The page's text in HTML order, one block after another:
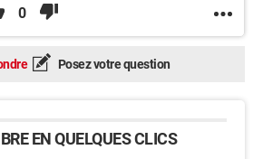
0
Posez votre question
EN QUELQUES CLICS